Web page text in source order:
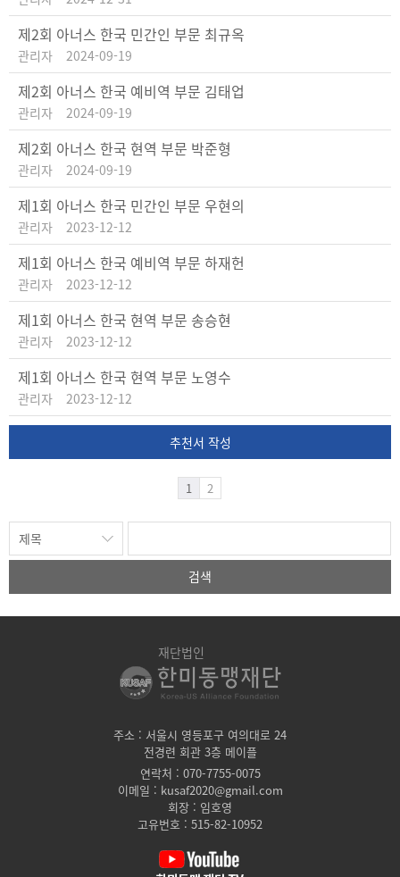
제2회 아너스 한국 민간인 부문 최규옥
관리자 2024-09-19
제2회 아너스 한국 예비역 부문 김태업
관리자 2024-09-19
제2회 아너스 한국 현역 부문 박준형
관리자 2024-09-19
제1회 아너스 한국 민간인 부문 우현의
관리자 2023-12-12
제1회 아너스 한국 예비역 부문 하재헌
관리자 2023-12-12
제1회 아너스 한국 현역 부문 송승현
관리자 2023-12-12
제1회 아너스 한국 현역 부문 노영수
관리자 2023-12-12
추천서 작성
1 2
검색
재단법인
주소 : 서울시 영등포구 여의대로 24
전경련 회관 3층 메이플
연락처 : 070-7755-0075
이메일 : kusaf2020@gmail.com
회장 : 임호영
고유번호 : 515-82-10952